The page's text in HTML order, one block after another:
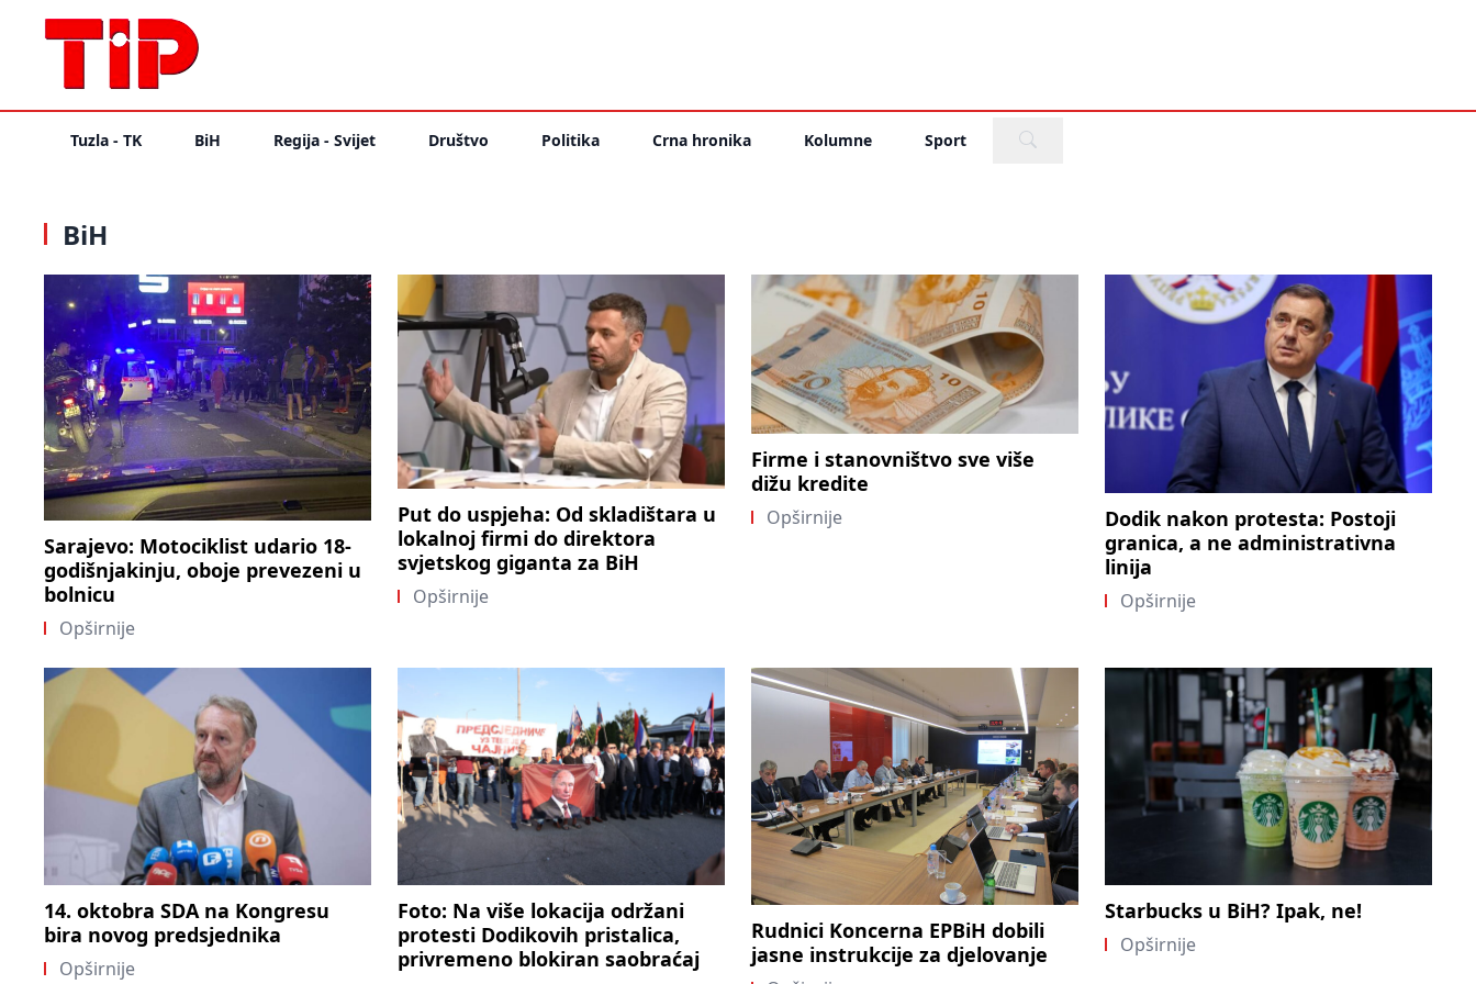
Tuzla - TK BiH Regija - Svijet Društvo Politika Crna hronika Kolumne Sport
BiH
Sarajevo: Motociklist udario 18-
godišnjakinju, oboje prevezeni u
bolnicu
Opširnije
Put do uspjeha: Od skladištara u
lokalnoj firmi do direktora
svjetskog giganta za BiH
Opširnije
Firme i stanovništvo sve više
dižu kredite
Opširnije
Dodik nakon protesta: Postoji
granica, a ne administrativna
linija
Opširnije
14. oktobra SDA na Kongresu
bira novog predsjednika
Opširnije
Foto: Na više lokacija održani
protesti Dodikovih pristalica,
privremeno blokiran saobraćaj
Rudnici Koncerna EPBiH dobili
jasne instrukcije za djelovanje
Starbucks u BiH? Ipak, ne!
Opširnije